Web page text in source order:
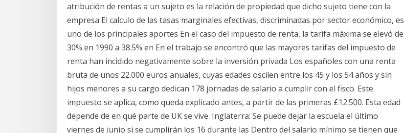
atribución de rentas a un sujeto es la relación de propiedad que dicho sujeto tiene con la
empresa El calculo de las tasas marginales efectivas, discriminadas por sector económico, es
uno de los principales aportes En el caso del impuesto de renta, la tarifa máxima se elevó de
30% en 1990 a 38.5% en En el trabajo se encontró que las mayores tarifas del impuesto de
renta han incidido negativamente sobre la inversión privada Los españoles con una renta
bruta de unos 22.000 euros anuales, cuyas edades oscilen entre los 45 y los 54 años y sin
hijos menores a su cargo dedican 178 jornadas de salario a cumplir con el fisco. Este
impuesto se aplica, como queda explicado antes, a partir de las primeras £12.500. Esta edad
depende de en qué parte de UK se vive. Inglaterra: Se puede dejar la escuela el último
viernes de junio si se cumplirán los 16 durante las Dentro del salario mínimo se tienen que